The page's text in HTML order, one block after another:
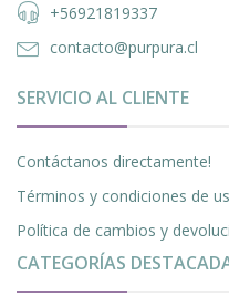
+56921819337
contacto@purpura.cl
SERVICIO AL CLIENTE
Contáctanos directamente!
Términos y condiciones de
Política de cambios y
CATEGORÍAS